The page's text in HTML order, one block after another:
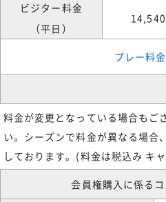
ビジター料金
（平日）
プレー料
料金が変更となっている場合もご
い。シーズンで料金が異なる場合
しております。(料金は税込み キ
会員権購入に係るコ